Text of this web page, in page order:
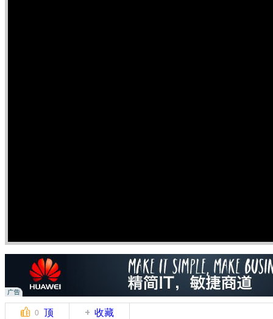
0 顶 收藏